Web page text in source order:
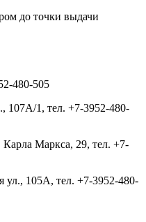
до точки выдачи
480-505
107А/1, тел. +7-3952-480-
Маркса, 29, тел. +7-
ул., 105А, тел. +7-3952-480-